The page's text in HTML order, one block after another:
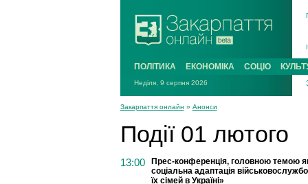
ПОЛІТИКА ЕКОНОМІКА СОЦІО
Неділя, 9 серпня 2026
Закарпаття онлайн » Анонси
Події 01 лютого
13:00
Прес-конференція, головною темою
соціальна адаптація
їх сімей в Україні»